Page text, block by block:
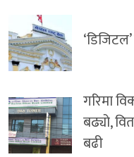
गरिमा
बढ्यो,
बढी